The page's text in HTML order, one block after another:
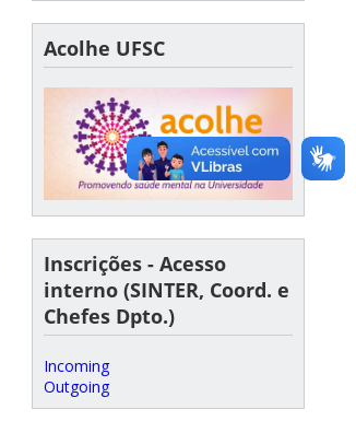
Acolhe UFSC
Inscrições - Acesso
interno (SINTER, Coord. e
Chefes Dpto.)
Incoming
Outgoing